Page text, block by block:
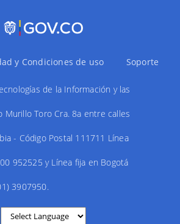
y Condiciones de uso Soporte
de la Información y las
Murillo Toro Cra. 8a entre calles
- Código Postal 111711 Línea
952525 y Línea fija en Bogotá
3907950.